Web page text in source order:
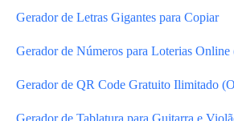
Gerador de Letras Gigantes para Copiar
Gerador de Números para Loterias
Gerador de QR Code Gratuito Ilimitado